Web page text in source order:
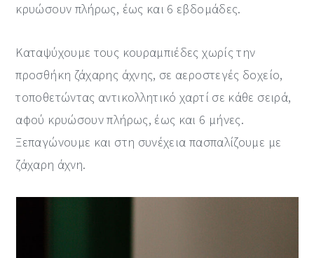
κρυώσουν πλήρως, έως και 6 εβδομάδες.
Καταψύχουμε τους κουραμπιέδες χωρίς την
προσθήκη ζάχαρης άχνης, σε αεροστεγές δοχείο,
τοποθετώντας αντικολλητικό χαρτί σε κάθε σειρά,
αφού κρυώσουν πλήρως, έως και 6 μήνες.
Ξεπαγώνουμε και στη συνέχεια πασπαλίζουμε με
ζάχαρη άχνη.